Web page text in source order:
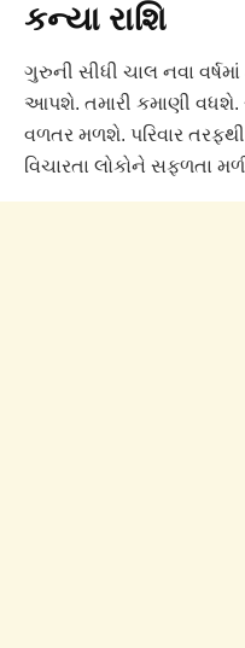
કન્યા રાશિ
ગુરુની સીધી ચાલ નવા વર્ષમાં
આપશે. તમારી કમાણી વધશે.
વળતર મળશે. પરિવાર
વિચારતા લોકોને સફળતા